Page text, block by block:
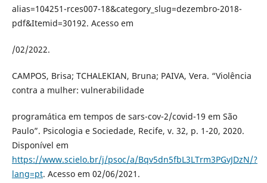
alias=104251-rces007-18&category_slug=dezembro-2018-
pdf&Itemid=30192. Acesso em
/02/2022.
CAMPOS, Brisa; TCHALEKIAN, Bruna; PAIVA, Vera. “Violência
contra a mulher: vulnerabilidade
programática em tempos de sars-cov-2/covid-19 em São
Paulo”. Psicologia e Sociedade, Recife, v. 32, p. 1-20, 2020.
Disponível em
https://www.scielo.br/j/psoc/a/Bqv5dn5fbL3LTrm3PGvJDzN/?
lang=pt. Acesso em 02/06/2021.